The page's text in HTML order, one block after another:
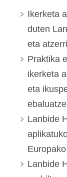
Ikerketa
duten
eta
Praktika
ikerketa
eta
Lanbide
Lanbide